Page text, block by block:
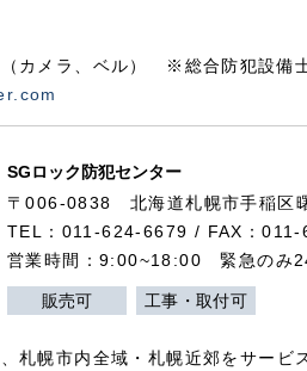
カメラ、ベル） ※総合防犯設備
SGロック防犯センター
〒006-0838 北海道札幌市手稲区
TEL：011-624-6679 / FAX：
営業時間：9:00~18:00 緊急のみ
販売可 工事・取付可
札幌市内全域・札幌近郊をサービ